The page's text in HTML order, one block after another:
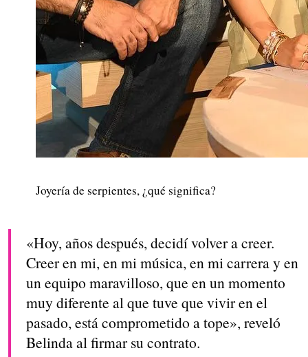
Joyería de serpientes, ¿qué significa?
«Hoy, años después, decidí volver a creer.
Creer en mi, en mi música, en mi carrera y en
un equipo maravilloso, que en un momento
muy diferente al que tuve que vivir en el
pasado, está comprometido a tope», reveló
Belinda al firmar su contrato.